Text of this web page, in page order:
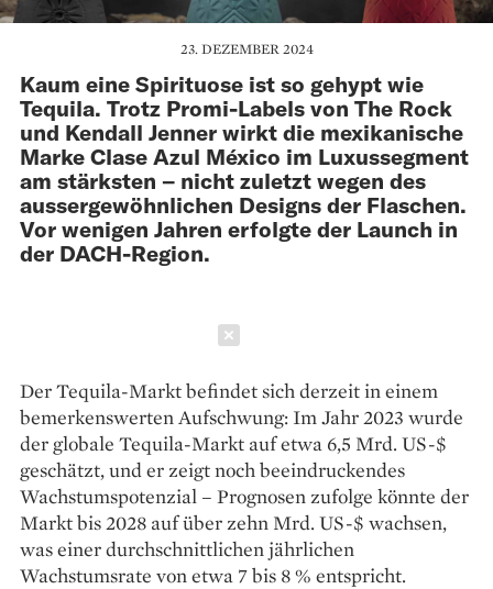
23. DEZEMBER 2024
Kaum eine Spirituose ist so gehypt wie
Tequila. Trotz Promi-Labels von The Rock
und Kendall Jenner wirkt die mexikanische
Marke Clase Azul México im Luxussegment
am stärksten – nicht zuletzt wegen des
aussergewöhnlichen Designs der Flaschen.
Vor wenigen Jahren erfolgte der Launch in
der DACH-Region.
Der Tequila-Markt befindet sich derzeit in einem
bemerkenswerten Aufschwung: Im Jahr 2023 wurde
der globale Tequila-Markt auf etwa 6,5 Mrd. US-$
geschätzt, und er zeigt noch beeindruckendes
Wachstumspotenzial – Prognosen zufolge könnte der
Markt bis 2028 auf über zehn Mrd. US-$ wachsen,
was einer durchschnittlichen jährlichen
Wachstumsrate von etwa 7 bis 8 % entspricht.